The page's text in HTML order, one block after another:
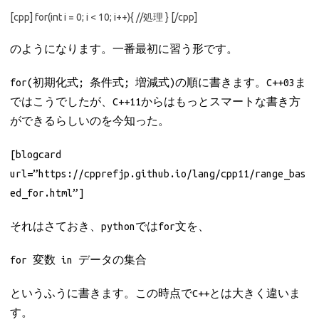
[cpp] for(int i = 0; i < 10; i++){ //処理 } [/cpp]
のようになります。一番最初に習う形です。
for(初期化式; 条件式; 増減式)の順に書きます。C++03ま
ではこうでしたが、C++11からはもっとスマートな書き方
ができるらしいのを今知った。
[blogcard
url=”https://cpprefjp.github.io/lang/cpp11/range_bas
ed_for.html”]
それはさておき、pythonではfor文を、
for 変数 in データの集合
というふうに書きます。この時点でC++とは大きく違いま
す。